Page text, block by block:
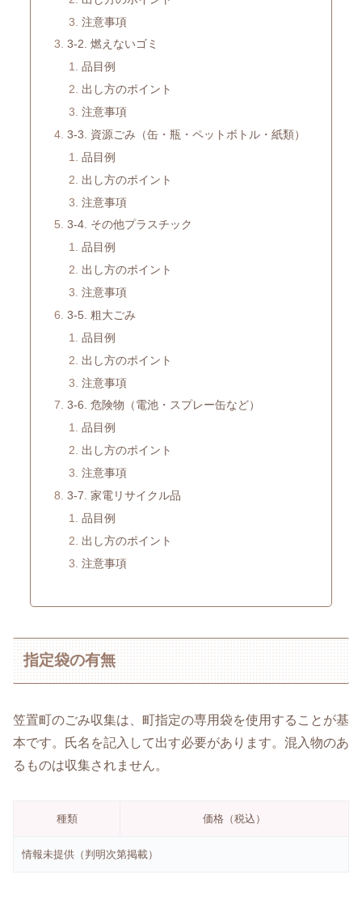
注意事項
3-2. 燃えないゴミ
品目例
出し方のポイント
注意事項
3-3. 資源ごみ（缶・瓶・ペットボトル・紙類）
品目例
出し方のポイント
注意事項
3-4. その他プラスチック
品目例
出し方のポイント
注意事項
3-5. 粗大ごみ
品目例
出し方のポイント
注意事項
3-6. 危険物（電池・スプレー缶など）
品目例
出し方のポイント
注意事項
3-7. 家電リサイクル品
品目例
出し方のポイント
注意事項
指定袋の有無
笠置町のごみ収集は、町指定の専用袋を使用することが基
本です。氏名を記入して出す必要があります。混入物のあ
るものは収集されません。
種類 価格（税込）
情報未提供（判明次第掲載）